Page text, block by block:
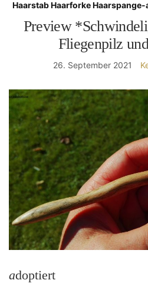
Haarstab Haarforke
Preview
Fliegenpilz
26. September 2021
adoptiert